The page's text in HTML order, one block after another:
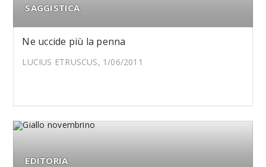
SAGGISTICA
Ne uccide più la penna
LUCIUS ETRUSCUS, 1/06/2011
EDITORIA